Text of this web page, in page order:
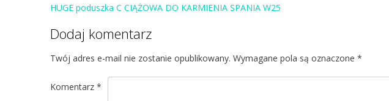
Post
HUGE poduszka C CIĄŻOWA DO KARMIENIA SPANIA W25
Dodaj komentarz
Twój adres e-mail nie zostanie opublikowany. Wymagane pola są oznaczone *
Komentarz *